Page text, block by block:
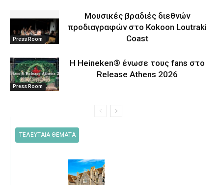
Press Room
Μουσικές βραδιές διεθνών
προδιαγραφών στο Kokoon Loutraki
Coast
Press Room
Η Heineken® ένωσε τους fans στο
Release Athens 2026
ΤΕΛΕΥΤΑΙΑ ΘΕΜΑΤΑ